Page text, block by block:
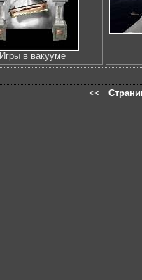
Игры в вакууме
<<